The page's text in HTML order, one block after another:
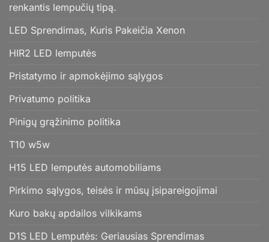
renkantis lempučių tipą.
LED Sprendimas, Kuris Pakeičia Xenon
HIR2 LED lemputės
Pristatymo ir apmokėjimo sąlygos
Privatumo politika
Pinigų grąžinimo politika
T10 w5w
H15 LED lemputės automobiliams
Pirkimo sąlygos, teisės ir mūsų įsipareigojimai
Kuro bakų apdailos vilkikams
D1S LED Lemputės: Geriausias Sprendimas